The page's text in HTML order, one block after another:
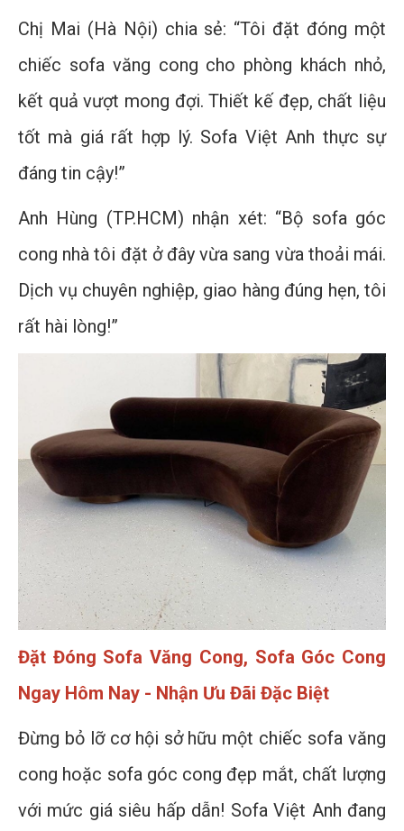
Chị Mai (Hà Nội) chia sẻ: “Tôi đặt đóng một
chiếc sofa văng cong cho phòng khách nhỏ,
kết quả vượt mong đợi. Thiết kế đẹp, chất liệu
tốt mà giá rất hợp lý. Sofa Việt Anh thực sự
đáng tin cậy!”
Anh Hùng (TP.HCM) nhận xét: “Bộ sofa góc
cong nhà tôi đặt ở đây vừa sang vừa thoải mái.
Dịch vụ chuyên nghiệp, giao hàng đúng hẹn, tôi
rất hài lòng!”
Đặt Đóng Sofa Văng Cong, Sofa Góc Cong
Ngay Hôm Nay - Nhận Ưu Đãi Đặc Biệt
Đừng bỏ lỡ cơ hội sở hữu một chiếc sofa văng
cong hoặc sofa góc cong đẹp mắt, chất lượng
với mức giá siêu hấp dẫn! Sofa Việt Anh đang